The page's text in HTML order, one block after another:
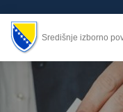
Središnje izborno